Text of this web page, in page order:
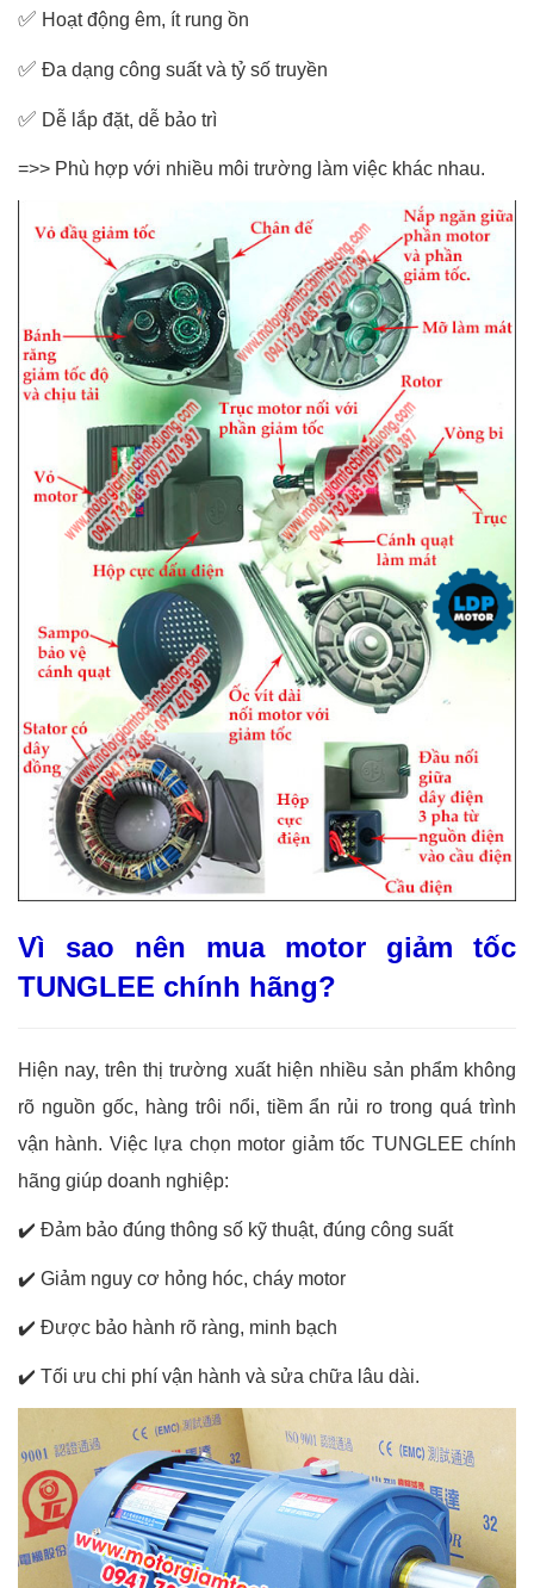
✅ Hoạt động êm, ít rung ồn
✅ Đa dạng công suất và tỷ số truyền
✅ Dễ lắp đặt, dễ bảo trì
=>> Phù hợp với nhiều môi trường làm việc khác nhau.
Vì sao nên mua motor giảm tốc
TUNGLEE chính hãng?
Hiện nay, trên thị trường xuất hiện nhiều sản phẩm không
rõ nguồn gốc, hàng trôi nổi, tiềm ẩn rủi ro trong quá trình
vận hành. Việc lựa chọn motor giảm tốc TUNGLEE chính
hãng giúp doanh nghiệp:
✔️ Đảm bảo đúng thông số kỹ thuật, đúng công suất
✔️ Giảm nguy cơ hỏng hóc, cháy motor
✔️ Được bảo hành rõ ràng, minh bạch
✔️ Tối ưu chi phí vận hành và sửa chữa lâu dài.